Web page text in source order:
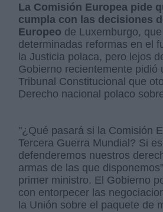
La Comisión Europea pide
cumpla con las decisiones
Europeo de Luxemburgo,
determinadas reformas en el
la Justicia polaca, pero lejos
Gobierno recientemente pidió
Tribunal Constitucional que
Derecho nacional polaco
"¿Qué pasará si la Comisión
Tercera Guerra Mundial? Si
defenderemos nuestros
armas de las que
primer ministro. El Gobierno
con entorpecer las
la Unión sobre el paquete de